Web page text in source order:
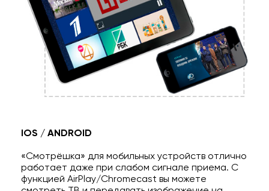
IOS / ANDROID
«Смотрёшка» для мобильных устройств отлично
работает даже при слабом сигнале приема. С
функцией AirPlay/Chromecast вы можете